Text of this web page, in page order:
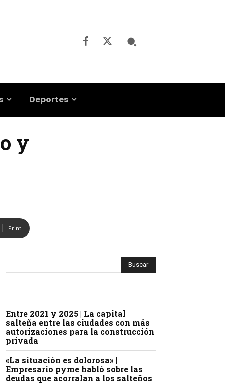
Deportes
y
Print
Entre 2021 y 2025 | La capital
salteña entre las ciudades con más
autorizaciones para la construcción
privada
«La situación es dolorosa» |
Empresario pyme habló sobre las
deudas que acorralan a los salteños